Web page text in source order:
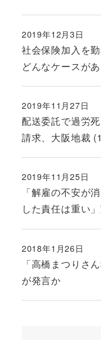
社会保険加入を
どんなケースが
投稿日
2019年12月3日
配送委託で過労
請求、大阪地裁
投稿日
2019年11月27日
「解雇の不安が
した責任は重い
投稿日
2019年11月25日
「高橋まつりさ
が発言か
投稿日
2018年1月26日